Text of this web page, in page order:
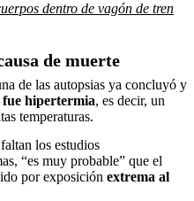
dentro de vagón de tren
de muerte
de las autopsias ya concluyó y
fue hipertermia, es decir, un
temperaturas.
los estudios
“es muy probable” que el
por exposición extrema al